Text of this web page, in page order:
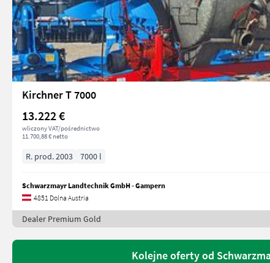
Kirchner T 7000
13.222 €
wliczony VAT/pośrednictwo
11.700,88 € netto
R. prod. 2003 7000 l
Schwarzmayr Landtechnik GmbH - Gampern
4851 Dolna Austria
Dealer Premium Gold
Kolejne oferty od